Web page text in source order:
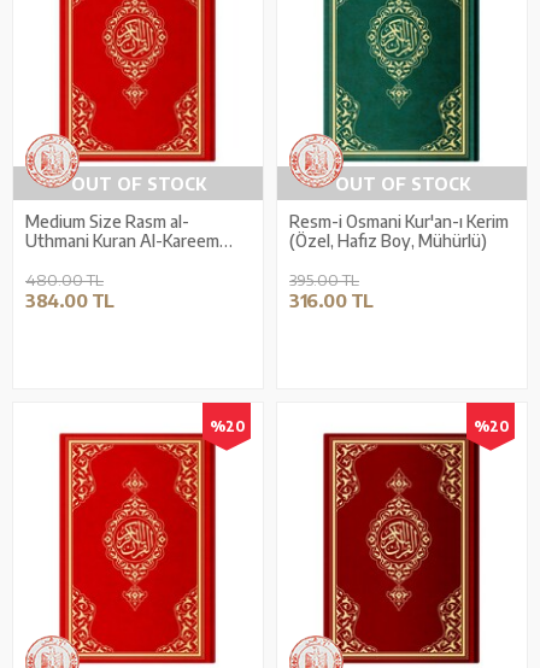
OUT OF STOCK
Medium Size Rasm al-
Uthmani Kuran Al-Kareem
Stamped)
480.00 TL
384.00 TL
OUT OF STOCK
Resm-i Osmani Kur'an-ı Kerim
(Özel, Hafız Boy, Mühürlü)
395.00 TL
316.00 TL
%20 %20